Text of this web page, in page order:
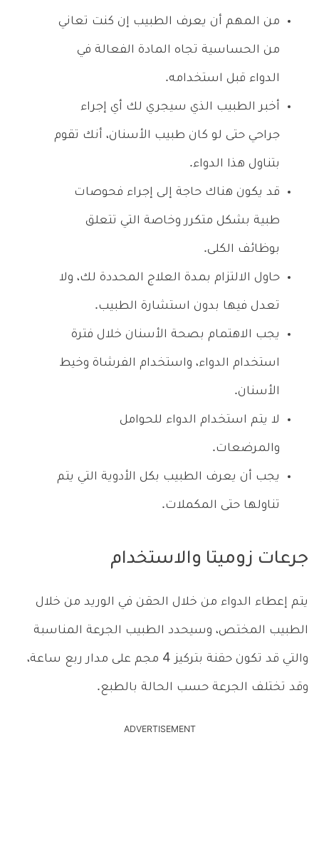
من المهم أن يعرف الطبيب إن كنت تعاني
من الحساسية تجاه المادة الفعالة في
الدواء قبل استخدامه.
أخبر الطبيب الذي سيجري لك أي إجراء
جراحي حتى لو كان طبيب الأسنان، أنك تقوم
بتناول هذا الدواء.
قد يكون هناك حاجة إلى إجراء فحوصات
طبية بشكل متكرر وخاصة التي تتعلق
بوظائف الكلى.
حاول الالتزام بمدة العلاج المحددة لك، ولا
تعدل فيها بدون استشارة الطبيب.
يجب الاهتمام بصحة الأسنان خلال فترة
استخدام الدواء، واستخدام الفرشاة وخيط
الأسنان.
لا يتم استخدام الدواء للحوامل
والمرضعات.
يجب أن يعرف الطبيب بكل الأدوية التي يتم
تناولها حتى المكملات.
جرعات زوميتا والاستخدام
يتم إعطاء الدواء من خلال الحقن في الوريد من خلال
الطبيب المختص، وسيحدد الطبيب الجرعة المناسبة
والتي قد تكون حقنة بتركيز 4 مجم على مدار ربع ساعة،
وقد تختلف الجرعة حسب الحالة بالطبع.
ADVERTISEMENT